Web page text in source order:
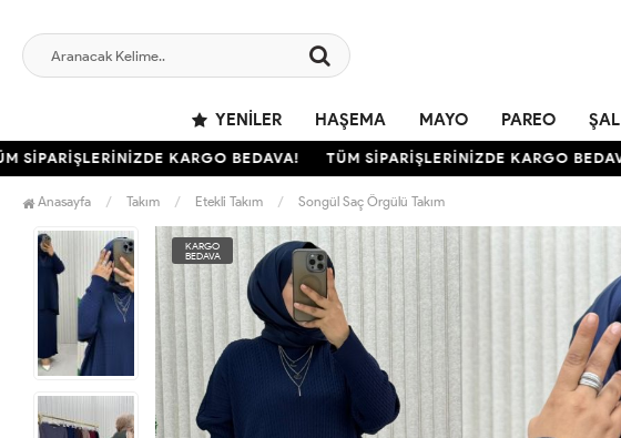
YENILER HAŞEMA MAYO PAREO ŞAL
KARGO BEDAVA! TÜM SİPARİŞLERİNİZDE KARGO BEDAVA!
Anasayfa Takım Etekli Takım Songül Saç Örgülü Takım
KARGO
BEDAVA